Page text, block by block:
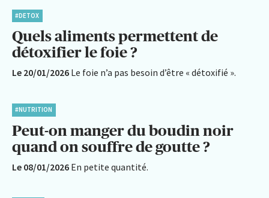
#DETOX
Quels aliments permettent de
détoxifier le foie ?
Le 20/01/2026 Le foie n’a pas besoin d’être « détoxifié ».
#NUTRITION
Peut-on manger du boudin noir
quand on souffre de goutte ?
Le 08/01/2026 En petite quantité.